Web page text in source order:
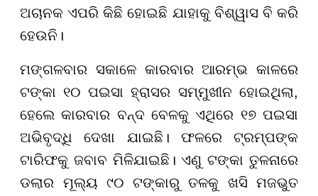
ଅଚାନକ ଏପରି କିଛି ହୋଇଛି ଯାହାକୁ ବିଶ୍ୱାସ ବି କରି
ହେଉନି।
ମଙ୍ଗଳବାର ସକାଳେ କାରବାର ଆରମ୍ଭ କାଳରେ
ଟଙ୍କା ୧୦ ପଇସା ହ୍ରାସର ସମ୍ମୁଖୀନ ହୋଇଥିଲା,
ହେଲେ କାରବାର ବନ୍ଦ ବେଳକୁ ଏଥିରେ ୧୭ ପଇସା
ଅଭିବୃଦ୍ଧି ଦେଖା ଯାଇଛି। ଫଳରେ ଟ୍ରମ୍ପଙ୍କ
ଟାରିଫକୁ ଜବାବ ମିଳିଯାଇଛି। ଏଣୁ ଟଙ୍କା ତୁଳନାରେ
ଡଲାର ମୂଲ୍ୟ ୯୦ ଟଙ୍କାରୁ ତଳକୁ ଖସି ମଜଭୁତ